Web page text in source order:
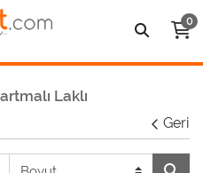
0
Laklı
Geri